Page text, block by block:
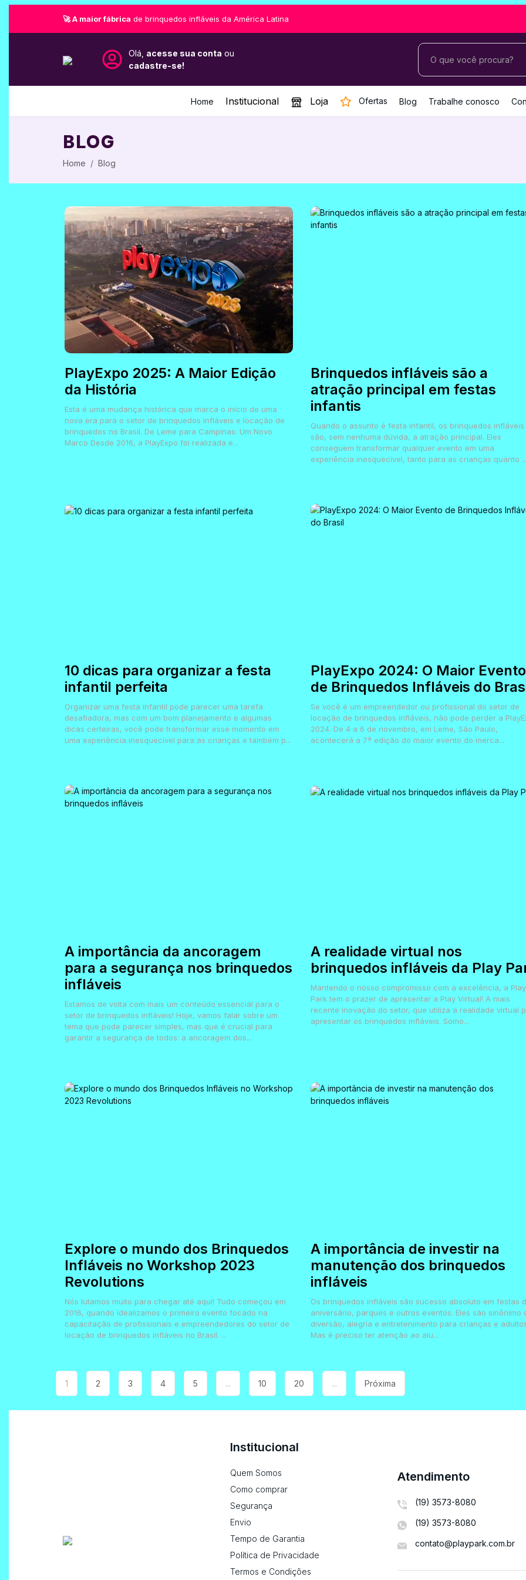
🚀 A maior fábrica de brinquedos infláveis da América Latina
Olá, acesse sua conta ou
cadastre-se!
Home Institucional Loja Ofertas Blog Trabalhe conosco
BLOG
Home Blog
PlayExpo 2025: A Maior Edição
da História
Esta é uma mudança histórica que marca o início de uma
nova era para o setor de brinquedos infláveis e locação de
brinquedos no Brasil. De Leme para Campinas: Um Novo
Marco Desde 2016, a PlayExpo foi realizada e...
Brinquedos infláveis são a
atração principal em festas
infantis
Quando o assunto é festa infantil, os brinquedos infláveis
são, sem nenhuma dúvida, a atração principal. Eles
conseguem transformar qualquer evento em uma
experiência inesquecível, tanto para as crianças quanto ...
10 dicas para organizar a festa
infantil perfeita
Organizar uma festa infantil pode parecer uma tarefa
desafiadora, mas com um bom planejamento e algumas
dicas certeiras, você pode transformar esse momento em
uma experiência inesquecível para as crianças e também p...
PlayExpo 2024: O Maior Evento
de Brinquedos Infláveis do
Se você é um empreendedor ou profissional do setor de
locação de brinquedos infláveis, não pode perder a
2024. De 4 a 6 de novembro, em Leme, São Paulo,
acontecerá a 7ª edição do maior evento do merca...
A importância da ancoragem
para a segurança nos brinquedos
infláveis
Estamos de volta com mais um conteúdo essencial para o
setor de brinquedos infláveis! Hoje, vamos falar sobre um
tema que pode parecer simples, mas que é crucial para
garantir a segurança de todos: a ancoragem dos...
A realidade virtual nos
brinquedos infláveis da Play
Mantendo o nosso compromisso com a excelência, a Play
Park tem o prazer de apresentar a Play Virtual! A mais
recente inovação do setor, que utiliza a realidade virtual
apresentar os brinquedos infláveis. Somo...
Explore o mundo dos Brinquedos
Infláveis no Workshop 2023
Revolutions
Nós lutamos muito para chegar até aqui! Tudo começou em
2016, quando idealizamos o primeiro evento focado na
capacitação de profissionais e empreendedores do setor de
locação de brinquedos infláveis no Brasil. ...
A importância de investir na
manutenção dos brinquedos
infláveis
Os brinquedos infláveis são sucesso absoluto em festas
aniversário, parques e outros eventos. Eles são sinônimo
diversão, alegria e entretenimento para crianças e
Mas é preciso ter atenção ao alu...
1 2 3 4 5 ... 10 20 ... Próxima
Institucional
Quem Somos
Como comprar
Segurança
Envio
Tempo de Garantia
Política de Privacidade
Termos e Condições
Atendimento
(19) 3573-8080
(19) 3573-8080
contato@playpark.com.br